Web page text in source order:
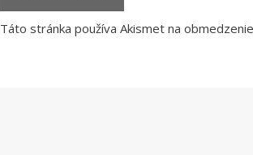
Táto stránka používa Akismet na